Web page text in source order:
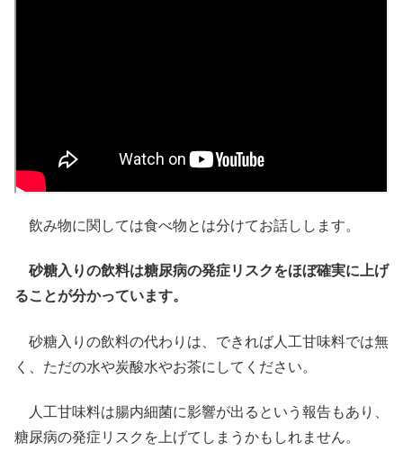
飲み物に関しては食べ物とは分けてお話しします。
砂糖入りの飲料は糖尿病の発症リスクをほぼ確実に上げ
ることが分かっています。
砂糖入りの飲料の代わりは、できれば人工甘味料では無
く、ただの水や炭酸水やお茶にしてください。
人工甘味料は腸内細菌に影響が出るという報告もあり、
糖尿病の発症リスクを上げてしまうかもしれません。